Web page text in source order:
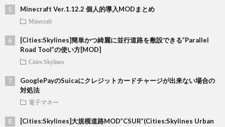
Minecraft Ver.1.12.2 個人的導入MODまとめ
Minecraft
[Cities:Skylines]簡単かつ綺麗に並行道路を敷設できる”Parallel
Road Tool”の使い方[MOD]
Cities:Skylines
GooglePayのSuicaにクレジットカードチャージが出来ない場合の
対処法
電子マネー
[Cities:Skylines]大規模道路MOD”CSUR”(Cities:Skylines Urban